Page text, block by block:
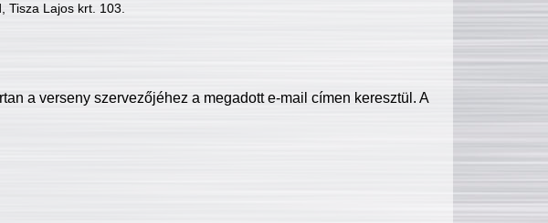
Tisza Lajos krt. 103.
a verseny szervezőjéhez a megadott e-mail címen keresztül. A